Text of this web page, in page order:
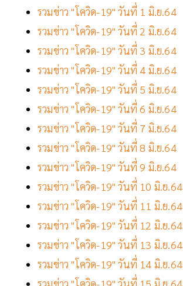
รวมข่าว "โควิด-19" วันที่ 1 มิ.ย.64
รวมข่าว "โควิด-19" วันที่ 2 มิ.ย.64
รวมข่าว "โควิด-19" วันที่ 3 มิ.ย.64
รวมข่าว "โควิด-19" วันที่ 4 มิ.ย.64
รวมข่าว "โควิด-19" วันที่ 5 มิ.ย.64
รวมข่าว "โควิด-19" วันที่ 6 มิ.ย.64
รวมข่าว "โควิด-19" วันที่ 7 มิ.ย.64
รวมข่าว "โควิด-19" วันที่ 8 มิ.ย.64
รวมข่าว "โควิด-19" วันที่ 9 มิ.ย.64
รวมข่าว "โควิด-19" วันที่ 10 มิ.ย.64
รวมข่าว "โควิด-19" วันที่ 11 มิ.ย.64
รวมข่าว "โควิด-19" วันที่ 12 มิ.ย.64
รวมข่าว "โควิด-19" วันที่ 13 มิ.ย.64
รวมข่าว "โควิด-19" วันที่ 14 มิ.ย.64